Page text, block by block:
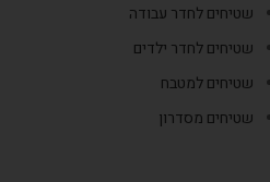
שטיחים לחדר עבודה
שטיחים לחדר ילדים
שטיחים למטבח
שטיחים מסדרון